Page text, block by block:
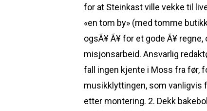
for at Steinkast ville vekke til
«en tom by» (med tomme
ogsÃ¥ Ã¥ for et gode Ã¥
misjonsarbeid. Ansvarlig
fall ingen kjente i Moss fra før,
musikklyttingen, som vanligvis
etter montering. 2. Dekk